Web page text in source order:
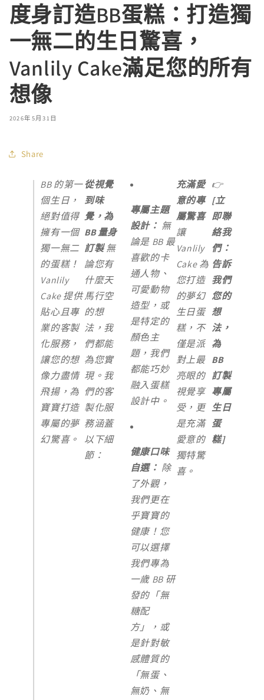
度身訂造BB蛋糕：打造獨
一無二的生日驚喜，
Vanlily Cake滿足您的所有
想像
2026年5月31日
Share
BB 的第一
個生日，
絕對值得
擁有一個
獨一無二
的蛋糕！
Vanlily
Cake 提供
貼心且專
業的客製
化服務，
讓您的想
像力盡情
飛揚，為
寶寶打造
專屬的夢
幻驚喜。
從視覺
到味
覺，為
BB 量身
訂製無
論您有
什麼天
馬行空
的想
法，我
們都能
為您實
現。我
們的客
製化服
務涵蓋
以下細
節：
專屬主題
設計： 無
論是 BB 最
喜歡的卡
通人物、
可愛動物
造型，或
是特定的
顏色主
題，我們
都能巧妙
融入蛋糕
設計中。
健康口味
自選： 除
了外觀，
我們更在
乎寶寶的
健康！您
可以選擇
我們專為
一歲 BB 研
發的「無
糖配
方」，或
是針對敏
感體質的
「無蛋、
無奶、無
充滿愛
意的專
屬驚喜
讓
Vanlily
Cake 為
您打造
的夢幻
生日蛋
糕，不
僅是派
對上最
亮眼的
視覺享
受，更
是充滿
愛意的
獨特驚
喜。
👉
[立
即聯
絡我
們：
告訴
我們
您的
想
法，
為
BB
訂製
專屬
生日
蛋
糕]